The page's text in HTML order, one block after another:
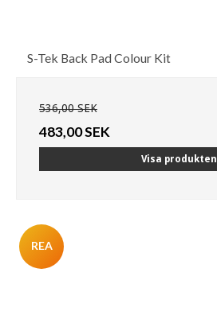
S-Tek Back Pad Colour Kit
536,00 SEK
483,00 SEK
Visa produkten
REA